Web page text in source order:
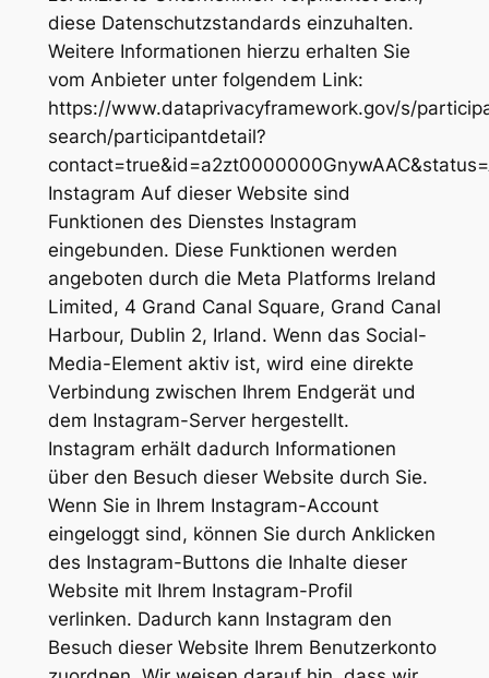
diese Datenschutzstandards einzuhalten.
Weitere Informationen hierzu erhalten Sie
vom Anbieter unter folgendem Link:
https://www.dataprivacyframework.gov/s/
search/participantdetail?
Instagram Auf dieser Website sind
Funktionen des Dienstes Instagram
eingebunden. Diese Funktionen werden
angeboten durch die Meta Platforms Ireland
Limited, 4 Grand Canal Square, Grand Canal
Harbour, Dublin 2, Irland. Wenn das Social-
Media-Element aktiv ist, wird eine direkte
Verbindung zwischen Ihrem Endgerät und
dem Instagram-Server hergestellt.
Instagram erhält dadurch Informationen
über den Besuch dieser Website durch Sie.
Wenn Sie in Ihrem Instagram-Account
eingeloggt sind, können Sie durch Anklicken
des Instagram-Buttons die Inhalte dieser
Website mit Ihrem Instagram-Profil
verlinken. Dadurch kann Instagram den
Besuch dieser Website Ihrem Benutzerkonto